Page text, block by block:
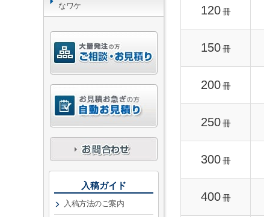
120 冊
150 冊
200 冊
250 冊
300 冊
400 冊
なワケ
入稿ガイド
入稿方法のご案内